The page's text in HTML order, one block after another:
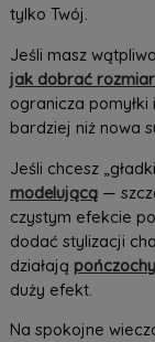
tylko Twój.
Jeśli masz
jak dobrać
ogranicza
bardziej niż nowa
Jeśli chcesz
modelującą—
czystym efekcie
dodać stylizacji
działają pończochy
duży efekt.
Na spokojne